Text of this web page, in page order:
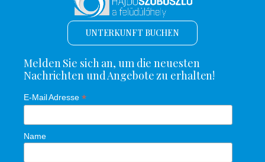
UNTERKUNFT BUCHEN
Melden Sie sich an, um die neuesten
Nachrichten und Angebote zu erhalten!
E-Mail Adresse *
Name